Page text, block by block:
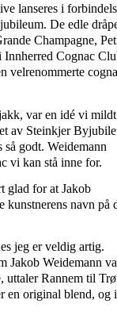
lanseres i
De edle
Champagne,
Cognac
velrenommerte
var en idé vi
av Steinkjer
godt. Weidemann
vi kan stå inne for.
glad for at Jakob
navn på
jeg er veldig artig.
Jakob Weidemann
uttaler Rannem til
en original blend, og